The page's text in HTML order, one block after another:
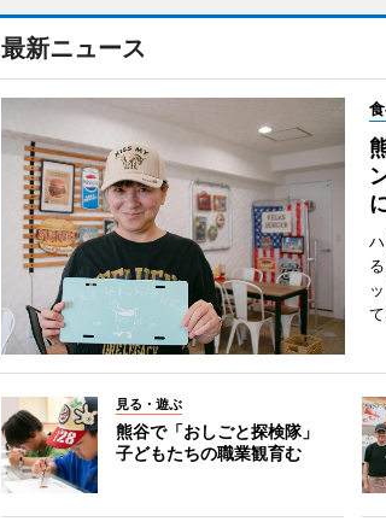
最新ニュース
見る・遊ぶ
熊谷で「おしごと探検隊」
子どもたちの職業観育む